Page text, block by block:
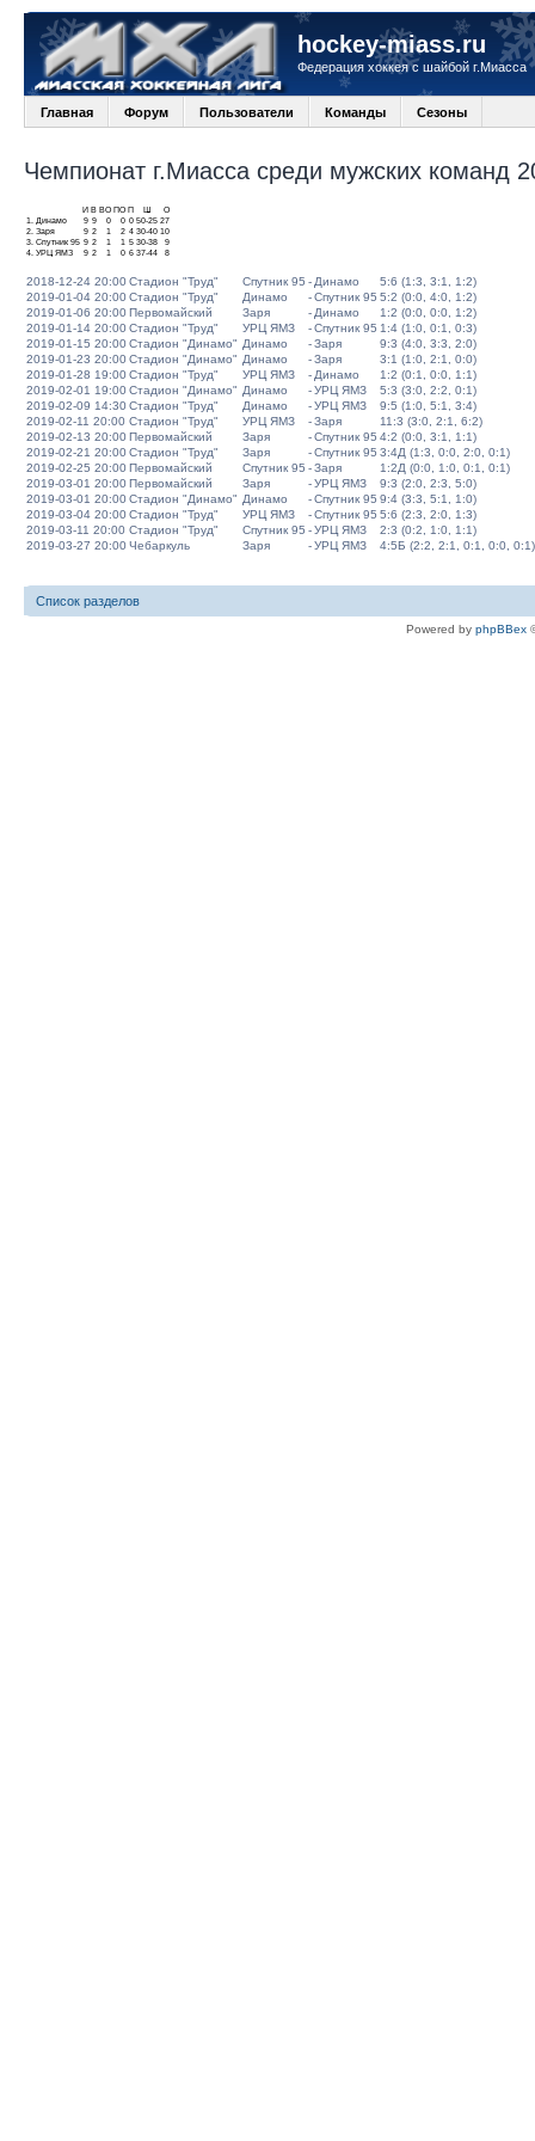
hockey-miass.ru
Федерация хоккея с шайбой г.Миасса
Главная Форум Пользователи Команды Сезоны
Чемпионат г.Миасса среди мужских команд
И В ВО ПО П
О
1.
Динамо 9 9 0 0 0 50-25 27
2. Заря 9 2 1 2 4 30-40 10
3. Спутник 95 9 2 1 1 5 30-38
9
4. УРЦ ЯМЗ 9 2 1 0 6 37-44 8
2018-12-24 20:00Стадион "Труд" Спутник 95 - Динамо
5:6 (1:3, 3:1, 1:2)
2019-01-04 20:00Стадион "Труд" Динамо -Спутник 95 5:2 (0:0, 4:0, 1:2)
2019-01-06 20:00Первомайский Заря - Динамо
1:2 (0:0, 0:0, 1:2)
2019-01-14 20:00Стадион "Труд" УРЦ ЯМЗ -Спутник 95 1:4 (1:0, 0:1, 0:3)
2019-01-15 20:00Стадион "Динамо" Динамо -Заря
9:3 (4:0, 3:3, 2:0)
2019-01-23 20:00Стадион "Динамо" Динамо -Заря
3:1 (1:0, 2:1, 0:0)
2019-01-28 19:00Стадион "Труд" УРЦ ЯМЗ - Динамо
1:2 (0:1, 0:0, 1:1)
2019-02-01 19:00Стадион "Динамо" Динамо -УРЦ ЯМЗ
5:3 (3:0, 2:2, 0:1)
2019-02-09 14:30Стадион "Труд" Динамо -УРЦ ЯМЗ
9:5 (1:0, 5:1, 3:4)
2019-02-11 20:00 Стадион "Труд" УРЦ ЯМЗ -Заря
11:3 (3:0, 2:1, 6:2)
2019-02-13 20:00Первомайский Заря -Спутник 95 4:2 (0:0, 3:1, 1:1)
2019-02-21 20:00Стадион "Труд" Заря -Спутник 95 3:4Д (1:3, 0:0, 2:0, 0:1)
2019-02-25 20:00Первомайский Спутник 95 -Заря
1:2Д (0:0, 1:0, 0:1, 0:1)
2019-03-01 20:00Первомайский Заря -УРЦ ЯМЗ
9:3 (2:0, 2:3, 5:0)
2019-03-01 20:00Стадион "Динамо" Динамо -Спутник 95 9:4 (3:3, 5:1, 1:0)
2019-03-04 20:00Стадион "Труд" УРЦ ЯМЗ -Спутник 95 5:6 (2:3, 2:0, 1:3)
2019-03-11 20:00 Стадион "Труд" Спутник 95 -УРЦ ЯМЗ
2:3 (0:2, 1:0, 1:1)
2019-03-27 20:00Чебаркуль Заря -УРЦ ЯМЗ 4:5Б (2:2, 2:1, 0:1, 0:0, 0:1)
Список разделов
Powered by phpBBex